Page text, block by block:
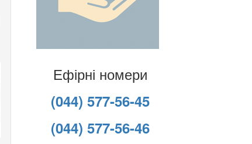
Ефірні номери
(044) 577-56-45
(044) 577-56-46